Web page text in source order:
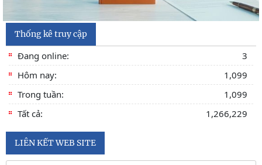
Thống kê truy cập
Đang online:
3
Hôm nay:
1,099
Trong tuần:
1,099
Tất cả:
1,266,229
LIÊN KẾT WEB SITE